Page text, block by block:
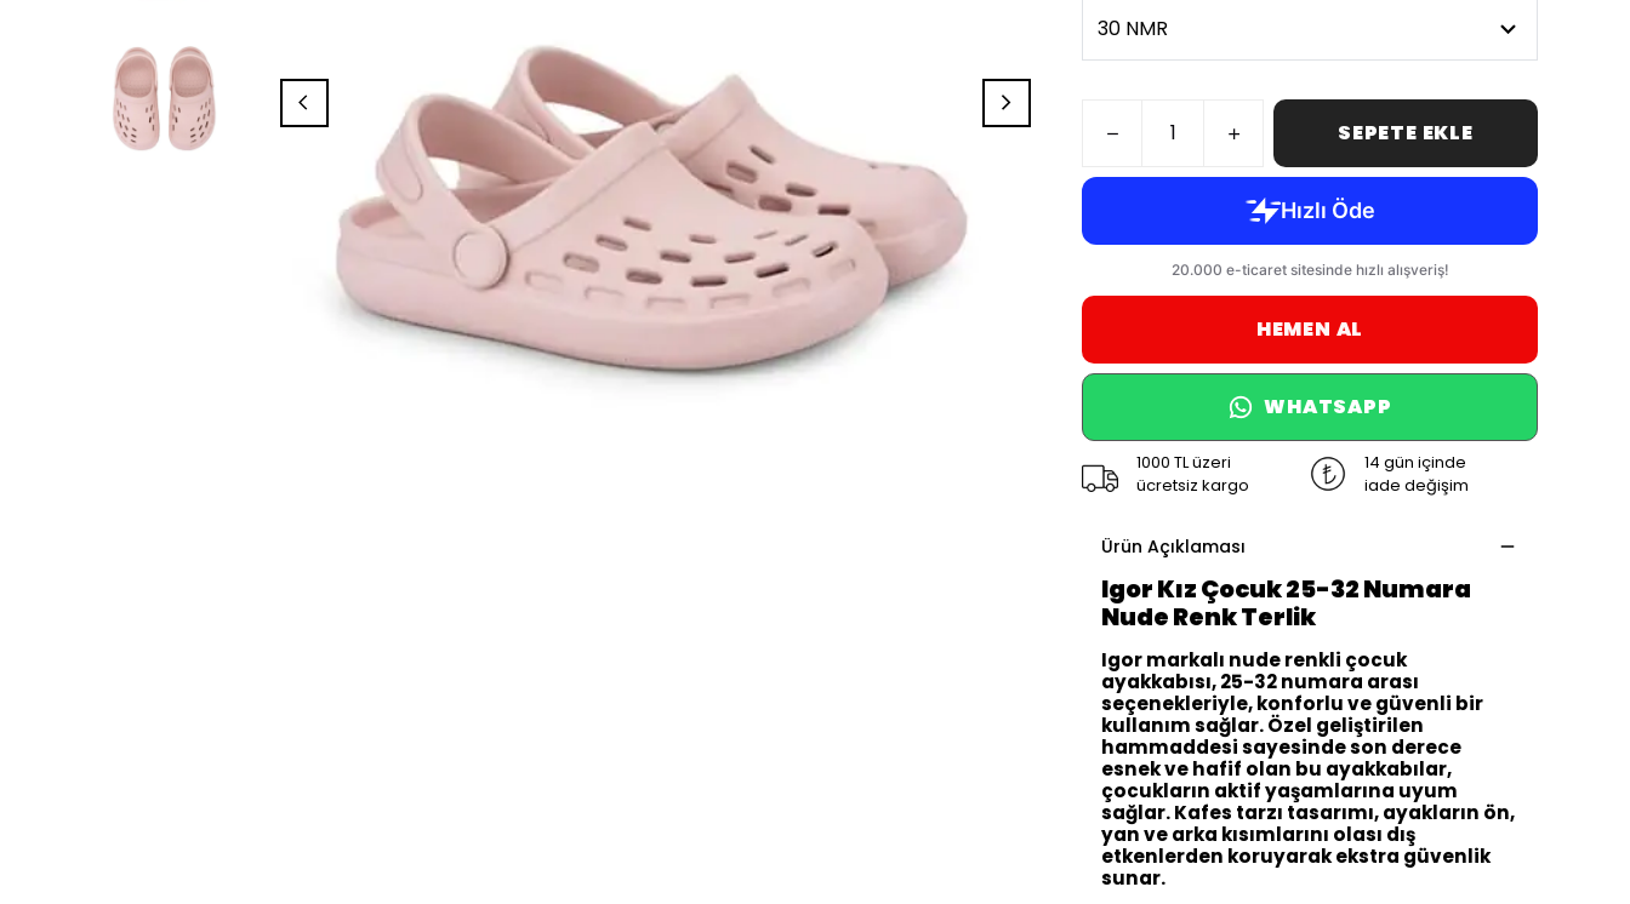
SEPETE EKLE
HEMEN AL
WHATSAPP
1000 TL üzeri
ücretsiz kargo
14 gün içinde
iade değişim
Ürün Açıklaması
Igor Kız Çocuk 25-32 Numara
Nude Renk Terlik
Igor markalı nude renkli çocuk
ayakkabısı, 25-32 numara arası
seçenekleriyle, konforlu ve güvenli bir
kullanım sağlar. Özel geliştirilen
hammaddesi sayesinde son derece
esnek ve hafif olan bu ayakkabılar,
çocukların aktif yaşamlarına uyum
sağlar. Kafes tarzı tasarımı, ayakların ön,
yan ve arka kısımlarını olası dış
etkenlerden koruyarak ekstra güvenlik
sunar.